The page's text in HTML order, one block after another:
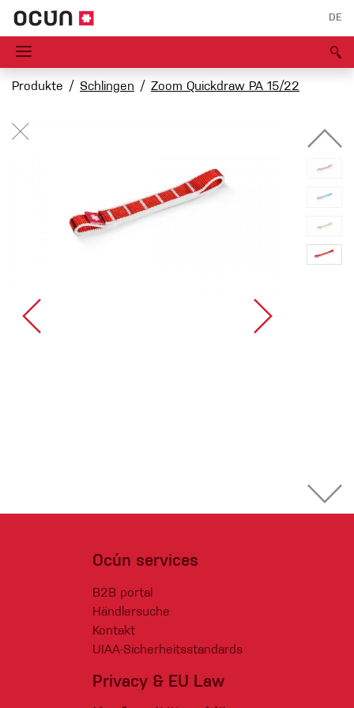
DE
Produkte Schlingen Zoom Quickdraw PA 15/22
Ocún services
B2B portal
Händlersuche
Kontakt
UIAA-Sicherheitsstandards
Privacy & EU Law